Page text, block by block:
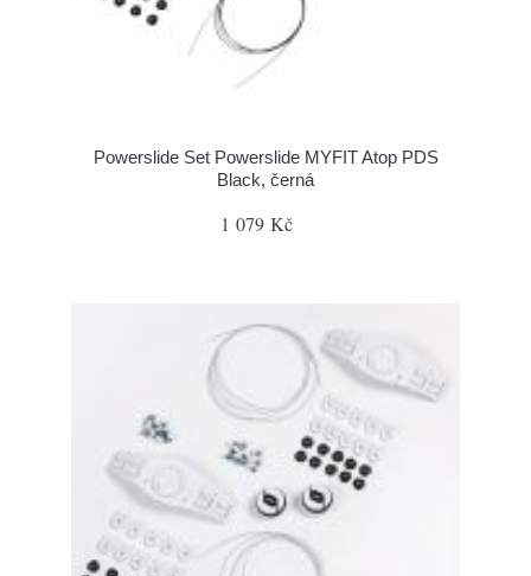
Powerslide Set Powerslide MYFIT Atop PDS
Black, černá
1 079 Kč